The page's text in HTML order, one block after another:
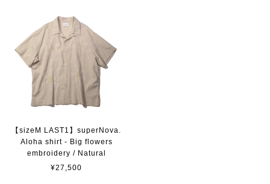
【sizeM LAST1】superNova.
Aloha shirt - Big flowers
embroidery / Natural
¥27,500